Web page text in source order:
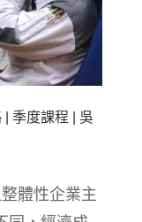
季度課程 | 吳
體性企業主